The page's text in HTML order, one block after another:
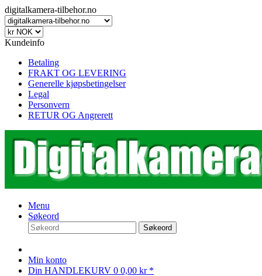
digitalkamera-tilbehor.no
Kundeinfo
Betaling
FRAKT OG LEVERING
Generelle kjøpsbetingelser
Legal
Personvern
RETUR OG Angrerett
Menu
Søkeord
Søkeord
Min konto
Din HANDLEKURV 0 0,00 kr *